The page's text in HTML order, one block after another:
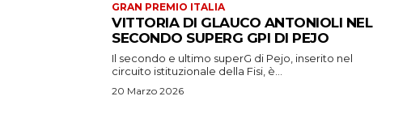
GRAN PREMIO ITALIA
VITTORIA DI GLAUCO ANTONIOLI NEL
SECONDO SUPERG GPI DI PEJO
Il secondo e ultimo superG di Pejo, inserito nel
circuito istituzionale della Fisi, è...
20 Marzo 2026